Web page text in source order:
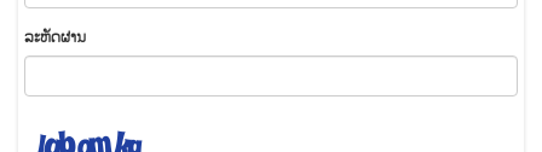
​ລະ​ຫັດ​ຜ່ານ